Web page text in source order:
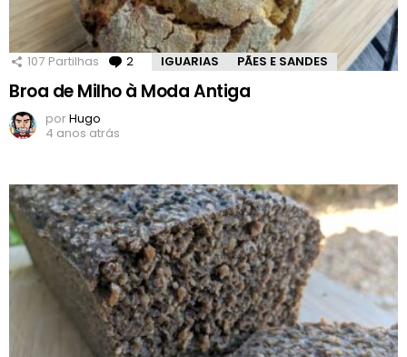
107 Partilhas 2 Comentários
IGUARIAS PÃES E SANDES
Broa de Milho à Moda Antiga
porHugo
4 anos atrás